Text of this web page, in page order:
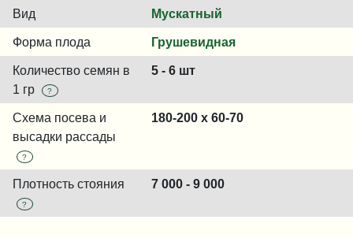
Вид Мускатный
Форма плода Грушевидная
Количество семян в
1 гр
?
5 - 6 шт
Схема посева и
высадки рассады
?
180-200 x 60-70
Плотность стояния
?
7 000 - 9 000